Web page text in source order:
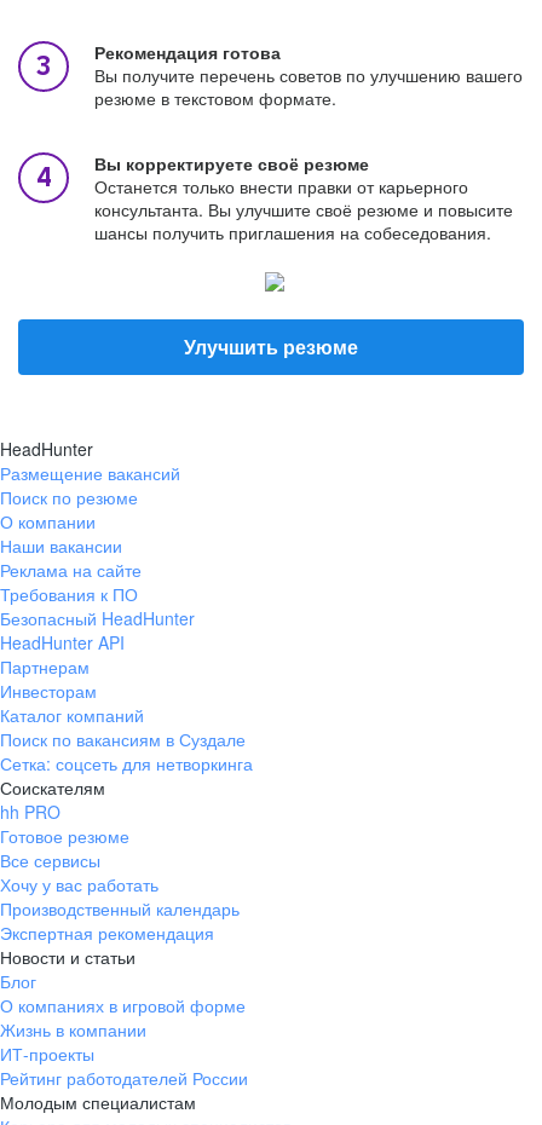
Рекомендация готова
Вы получите перечень советов по улучшению вашего
резюме в текстовом формате.
Вы корректируете своё резюме
Останется только внести правки от карьерного
консультанта. Вы улучшите своё резюме и повысите
шансы получить приглашения на собеседования.
Улучшить резюме
HeadHunter
Размещение вакансий
Поиск по резюме
О компании
Наши вакансии
Реклама на сайте
Требования к ПО
Безопасный HeadHunter
HeadHunter API
Партнерам
Инвесторам
Каталог компаний
Поиск по вакансиям в Суздале
Сетка: соцсеть для нетворкинга
Соискателям
hh PRO
Готовое резюме
Все сервисы
Хочу у вас работать
Производственный календарь
Экспертная рекомендация
Новости и статьи
Блог
О компаниях в игровой форме
Жизнь в компании
ИТ-проекты
Рейтинг работодателей России
Молодым специалистам